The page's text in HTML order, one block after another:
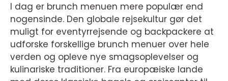
I dag er brunch menuen mere populær end
nogensinde. Den globale rejsekultur gør det
muligt for eventyrrejsende og backpackere at
udforske forskellige brunch menuer over hele
verden og opleve nye smagsoplevelser og
kulinariske traditioner. Fra europæiske lande